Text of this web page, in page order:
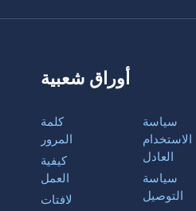
أوراق شعبية
سياسة
الاستخدام
العادل
سياسة
التوصيل
كلمة
المرور
كيفية
العمل
لافتات